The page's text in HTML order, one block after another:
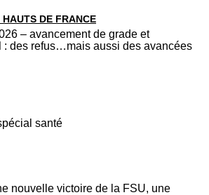
DE FRANCE
– avancement de grade et
: des refus…mais aussi des avancées
santé
nouvelle victoire de la FSU, une